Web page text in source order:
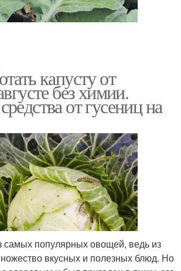
капусту от
без химии.
от гусениц на
самых популярных овощей, ведь из
вкусных и полезных блюд. Но